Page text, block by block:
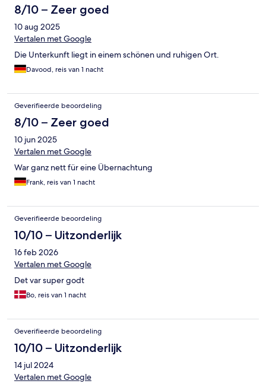
8/10 – Zeer goed
10 aug 2025
Vertalen met Google
Die Unterkunft liegt in einem schönen und ruhigen Ort.
Davood, reis van 1 nacht
Geverifieerde beoordeling
8/10 – Zeer goed
10 jun 2025
Vertalen met Google
War ganz nett für eine Übernachtung
Frank, reis van 1 nacht
Geverifieerde beoordeling
10/10 – Uitzonderlijk
16 feb 2026
Vertalen met Google
Det var super godt
Bo, reis van 1 nacht
Geverifieerde beoordeling
10/10 – Uitzonderlijk
14 jul 2024
Vertalen met Google